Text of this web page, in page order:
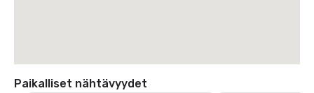
Paikalliset nähtävyydet